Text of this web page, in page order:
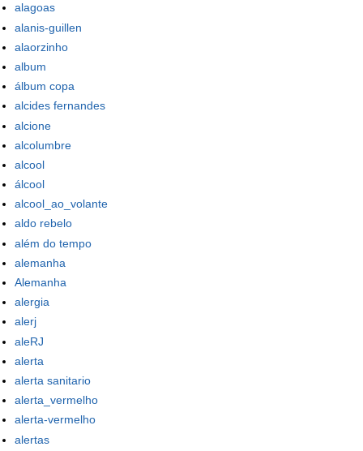
alagoas
alanis-guillen
alaorzinho
album
álbum copa
alcides fernandes
alcione
alcolumbre
alcool
álcool
alcool_ao_volante
aldo rebelo
além do tempo
alemanha
Alemanha
alergia
alerj
aleRJ
alerta
alerta sanitario
alerta_vermelho
alerta-vermelho
alertas